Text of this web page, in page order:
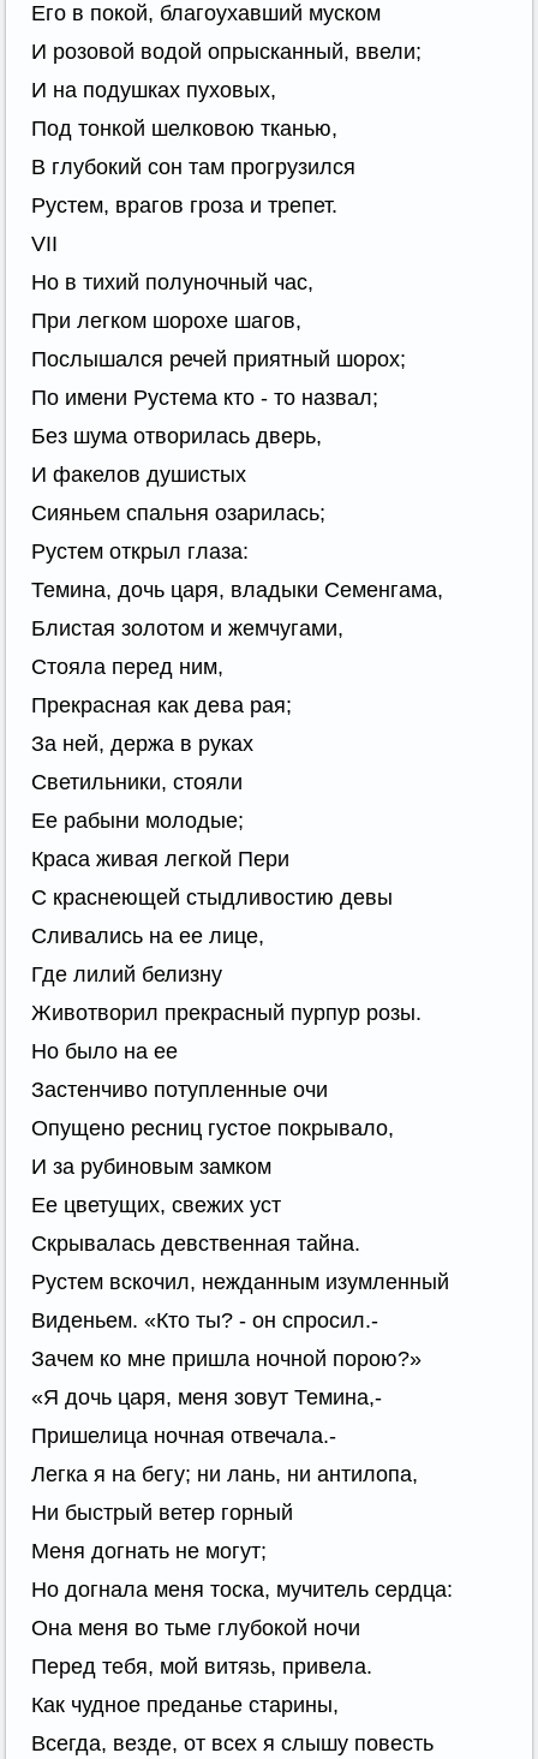
Его в покой, благоухавший муском
И розовой водой опрысканный, ввели;
И на подушках пуховых,
Под тонкой шелковою тканью,
В глубокий сон там прогрузился
Рустем, врагов гроза и трепет.
VII
Но в тихий полуночный час,
При легком шорохе шагов,
Послышался речей приятный шорох;
По имени Рустема кто - то назвал;
Без шума отворилась дверь,
И факелов душистых
Сияньем спальня озарилась;
Рустем открыл глаза:
Темина, дочь царя, владыки Семенгама,
Блистая золотом и жемчугами,
Стояла перед ним,
Прекрасная как дева рая;
За ней, держа в руках
Светильники, стояли
Ее рабыни молодые;
Краса живая легкой Пери
С краснеющей стыдливостию девы
Сливались на ее лице,
Где лилий белизну
Животворил прекрасный пурпур розы.
Но было на ее
Застенчиво потупленные очи
Опущено ресниц густое покрывало,
И за рубиновым замком
Ее цветущих, свежих уст
Скрывалась девственная тайна.
Рустем вскочил, нежданным изумленный
Виденьем. «Кто ты? - он спросил.-
Зачем ко мне пришла ночной порою?»
«Я дочь царя, меня зовут Темина,-
Пришелица ночная отвечала.-
Легка я на бегу; ни лань, ни антилопа,
Ни быстрый ветер горный
Меня догнать не могут;
Но догнала меня тоска, мучитель сердца:
Она меня во тьме глубокой ночи
Перед тебя, мой витязь, привела.
Как чудное преданье старины,
Всегда, везде, от всех я слышу повесть